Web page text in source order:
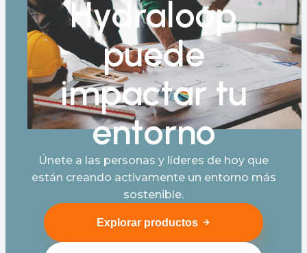
Hydraloop
puede
impactar tu
entorno
Únete a las personas y líderes de hoy que
están creando activamente un entorno más
sostenible.
Explorar productos